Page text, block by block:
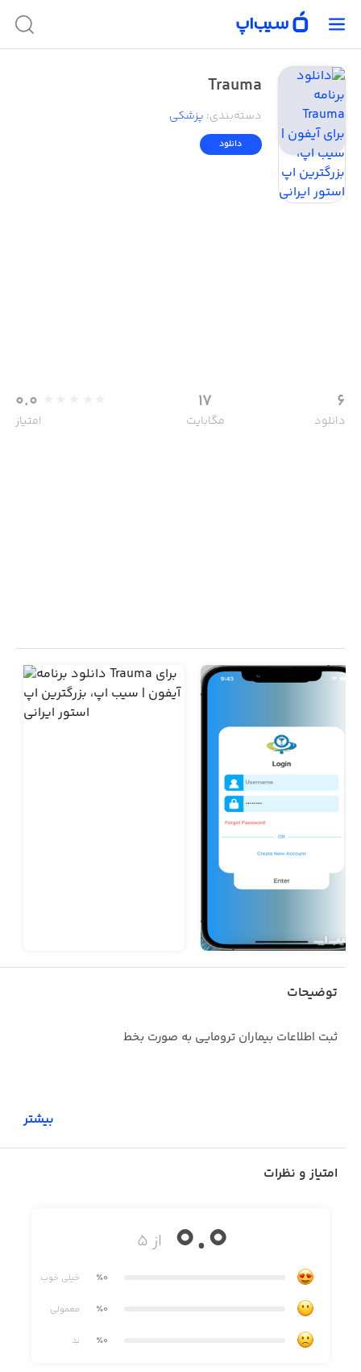
Trauma
دسته‌بندی: پزشکی
دانلود
6
دانلود
17
مگابایت
0.0
امتیاز
توضیحات
ثبت اطلاعات بیماران ترومایی به صورت بخط
بیشتر
امتیاز و نظرات
از ۵ 0.0
٪0 خیلی خوب
٪0 معمولی
٪0 بد